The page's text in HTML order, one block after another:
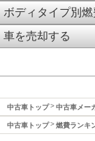
ボディタイプ別
車を売却する
中古車トップ 中古車メー
中古車トップ 燃費ランキ